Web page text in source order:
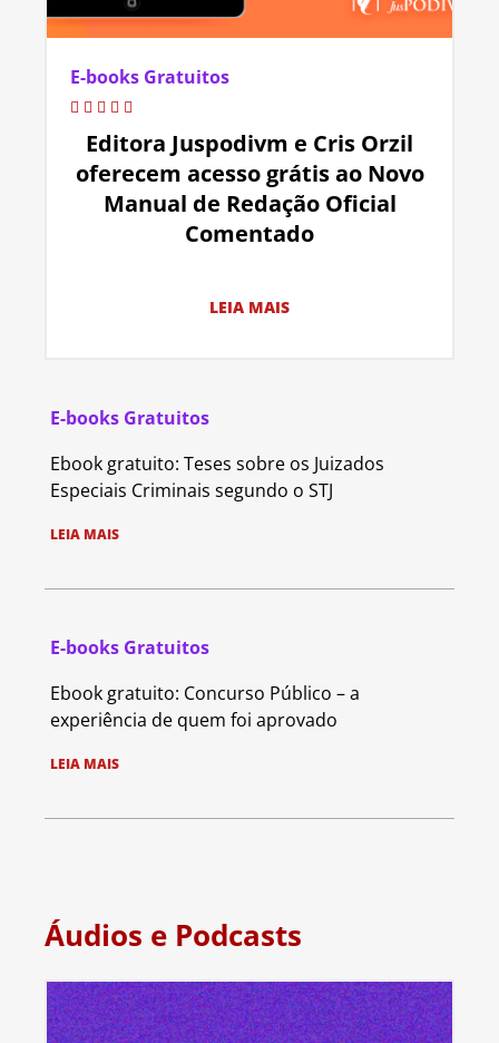
E-books Gratuitos
Editora Juspodivm e Cris Orzil
oferecem acesso grátis ao Novo
Manual de Redação Oficial
Comentado
LEIA MAIS
E-books Gratuitos
Ebook gratuito: Teses sobre os Juizados
Especiais Criminais segundo o STJ
LEIA MAIS
E-books Gratuitos
Ebook gratuito: Concurso Público – a
experiência de quem foi aprovado
LEIA MAIS
Áudios e Podcasts